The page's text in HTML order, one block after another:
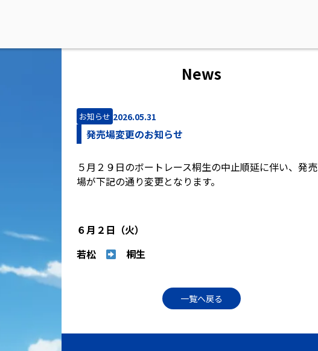
News
お知らせ 2026.05.31
発売場変更のお知らせ
５月２９日のボートレース桐生の中止順延に伴い、発売
場が下記の通り変更となります。
６月２日（火）
若松
桐生
一覧へ戻る